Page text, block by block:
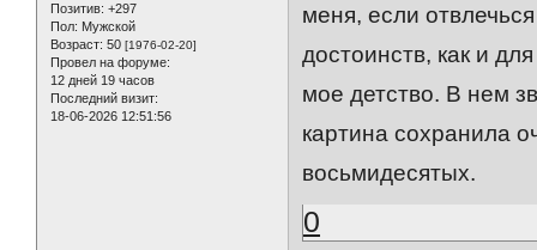
Позитив: +297
Пол: Мужской
Возраст: 50 [1976-02-20]
Провел на форуме:
12 дней 19 часов
Последний визит:
18-06-2026 12:51:56
меня, если
достоинств, как и
мое детство. В нем
картина сохранила
восьмидесятых.
0